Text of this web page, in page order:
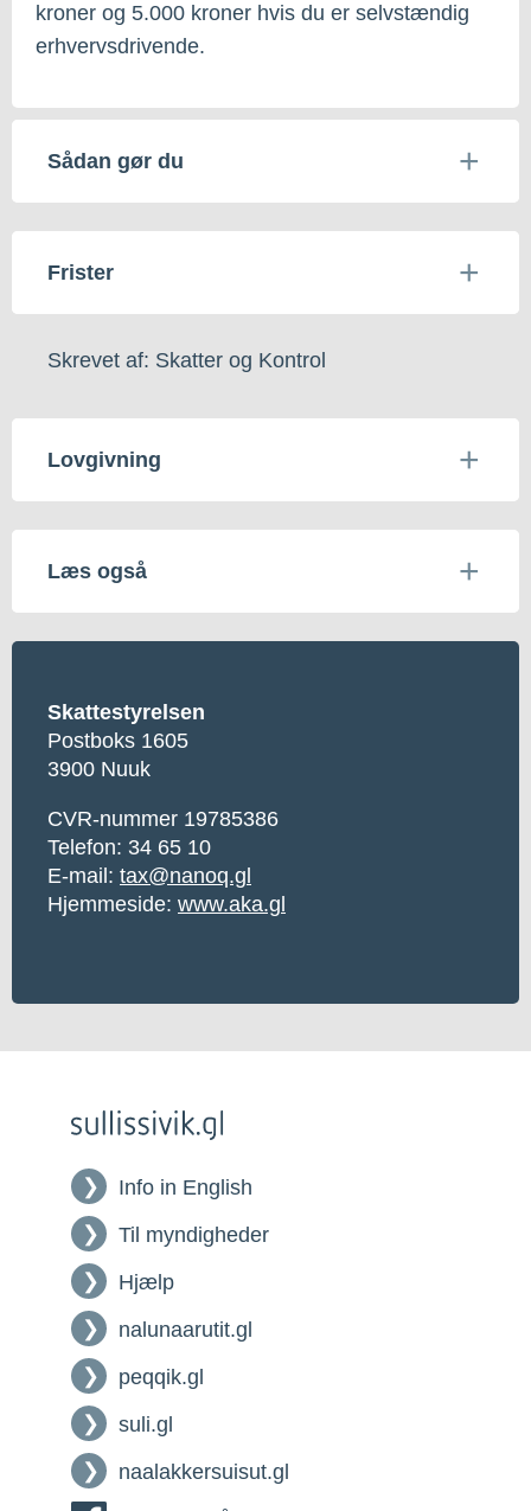
kroner og 5.000 kroner hvis du er selvstændig
erhvervsdrivende.
Sådan gør du
Frister
Skrevet af: Skatter og Kontrol
Lovgivning
Læs også
Skattestyrelsen
Postboks 1605
3900 Nuuk
CVR-nummer 19785386
Telefon: 34 65 10
E-mail: tax@nanoq.gl
Hjemmeside: www.aka.gl
Info in English
Til myndigheder
Hjælp
nalunaarutit.gl
peqqik.gl
suli.gl
naalakkersuisut.gl